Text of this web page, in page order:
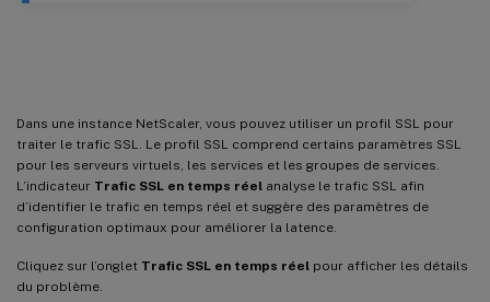
Dans une instance NetScaler, vous pouvez utiliser un profil SSL pour
traiter le trafic SSL. Le profil SSL comprend certains paramètres SSL
pour les serveurs virtuels, les services et les groupes de services.
L’indicateur Trafic SSL en temps réel analyse le trafic SSL afin
d’identifier le trafic en temps réel et suggère des paramètres de
configuration optimaux pour améliorer la latence.
Cliquez sur l’onglet Trafic SSL en temps réel pour afficher les détails
du problème.